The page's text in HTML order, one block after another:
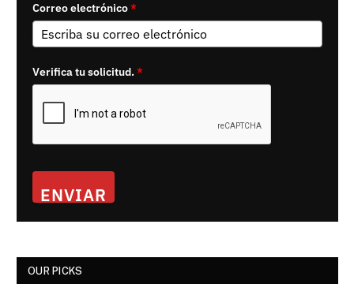
Correo electrónico*
Verifica tu solicitud.*
ENVIAR
OUR PICKS